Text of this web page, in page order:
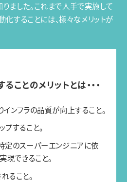
ました。これまで人手で実施して
することには、様々なメリットが
とのメリットとは・・・
ンフラの品質が向上すること。
すること。
定のスーパーエンジニアに依
できること。
ること。